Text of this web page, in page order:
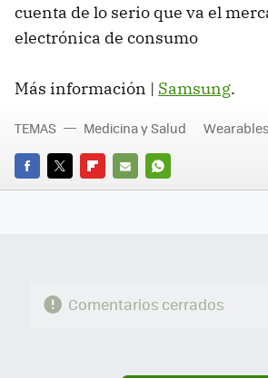
cuenta de lo serio que va el
electrónica de consumo
Más información | Samsung.
FACEBOOK
TWITTERFLIPBOARD
E-
WHATSAPP
TEMAS Medicina y Salud Wearables
Comentarios cerrados